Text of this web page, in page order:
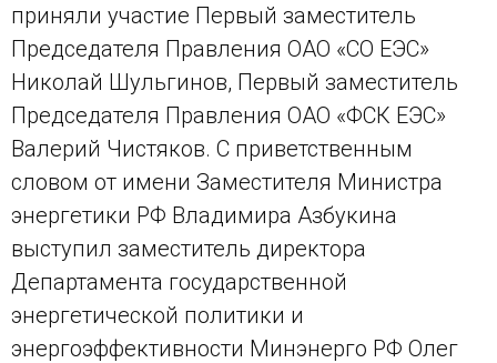
приняли участие Первый заместитель
Председателя Правления ОАО «СО ЕЭС»
Николай Шульгинов, Первый заместитель
Председателя Правления ОАО «ФСК ЕЭС»
Валерий Чистяков. С приветственным
словом от имени Заместителя Министра
энергетики РФ Владимира Азбукина
выступил заместитель директора
Департамента государственной
энергетической политики и
энергоэффективности Минэнерго РФ Олег